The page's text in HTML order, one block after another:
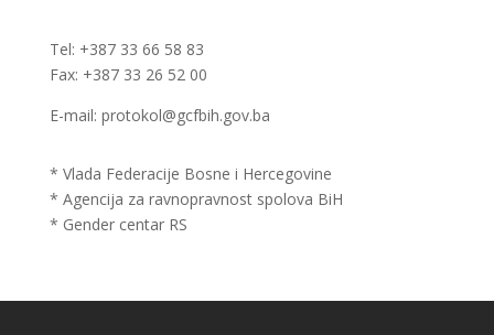
Tel: +387 33 66 58 83
Fax: +387 33 26 52 00
E-mail: protokol@gcfbih.gov.ba
* Vlada Federacije Bosne i Hercegovine
* Agencija za ravnopravnost spolova BiH
* Gender centar RS